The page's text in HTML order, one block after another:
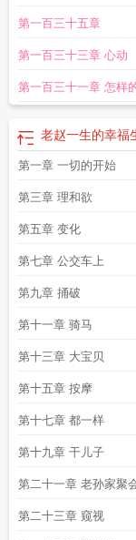
第一百三十五章
第一百三十三章 心动
第一百三十一章 怎样
老赵一生的幸福
第一章 一切的开始
第三章 理和欲
第五章 变化
第七章 公交车上
第九章 捅破
第十一章 骑马
第十三章 大宝贝
第十五章 按摩
第十七章 都一样
第十九章 干儿子
第二十一章 老孙家聚
第二十三章 窥视